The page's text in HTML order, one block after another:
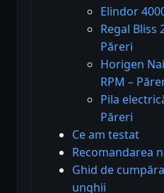
Elindor
Regal Bliss
Păreri
Horigen
RPM –
Pila
Păreri
Ce am testat
Recomandarea
Ghid de
unghii